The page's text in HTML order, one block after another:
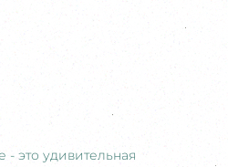
это удивительная